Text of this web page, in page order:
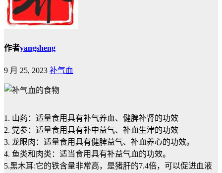
作者yangsheng
9 月 25, 2023 补气血
1. 山药：适量食用具有补气养血、健脾补肾的功效
2. 党参：适量食用具有补中益气、补血生津的功效
3. 龙眼肉：适量食用具有健脾益气、补血养心的功效。
4. 鱼类和肉类：适当食用具有补益气血的功效。
5.黑木耳:它的铁含量非常高，是猪肝的7.4倍，可以促进血液